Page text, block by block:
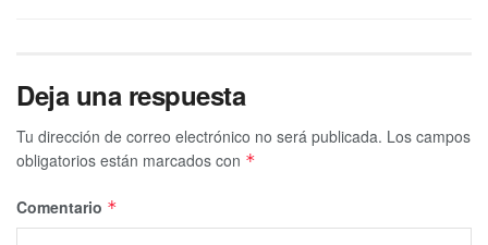
Deja una respuesta
Tu dirección de correo electrónico no será publicada. Los campos
obligatorios están marcados con *
Comentario *